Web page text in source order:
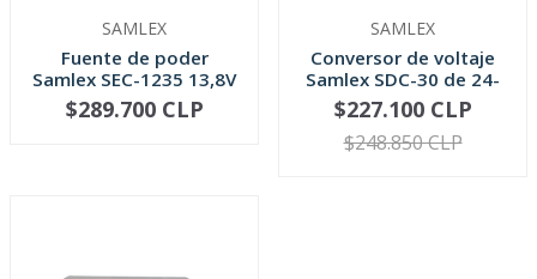
SAMLEX
Fuente de poder
Samlex SEC-1235 13,8V
30Amp, en...
AGOTADO
$289.700 CLP
SAMLEX
Conversor de voltaje
Samlex SDC-30 de 24-
12V 30...
AGOTADO
$227.100 CLP
$248.850 CLP